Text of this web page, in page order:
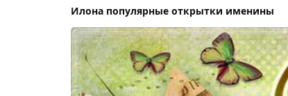
Илона популярные открытки именины